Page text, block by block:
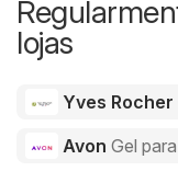
lojas
Yves Rocher
Avon Gel